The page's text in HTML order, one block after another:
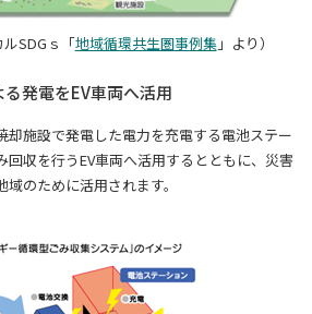
ルSDG ｓ「地域循環共生圏事例集」より）
発電をEV車両へ活用
施設で発電した電力を充電する電池ステー
回収を行うEV車両へ活用するとともに、災害
のために活用されます。